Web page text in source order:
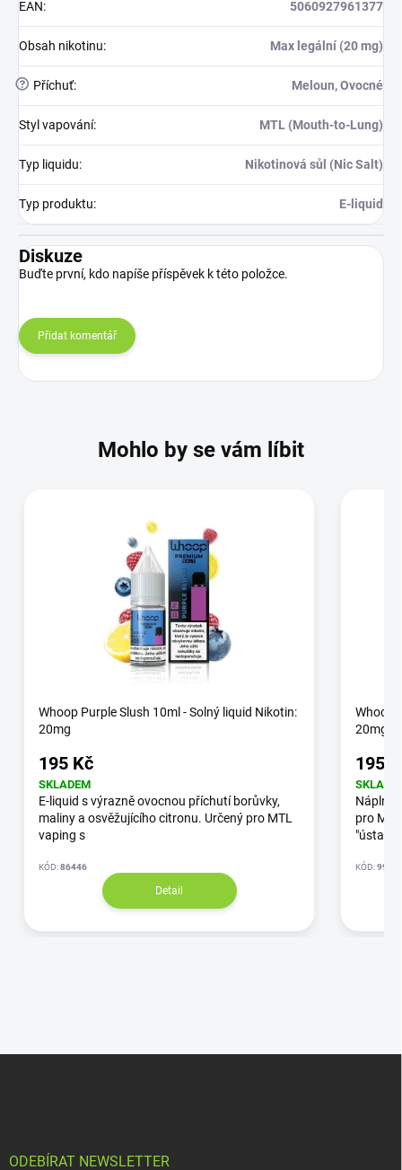
EAN: 5060927961377
Obsah nikotinu: Max legální (20 mg)
? Příchuť: Meloun, Ovocné
Styl vapování: MTL (Mouth-to-Lung)
Typ liquidu: Nikotinová sůl (Nic Salt)
Typ produktu: E-liquid
Diskuze
Buďte první, kdo napíše příspěvek k této položce.
Přidat komentář
Mohlo by se vám líbit
Whoop Purple Slush 10ml - Solný liquid Nikotin:
20mg
195 Kč
SKLADEM
E-liquid s výrazně ovocnou příchutí borůvky,
maliny a osvěžujícího citronu. Určený pro MTL
vaping s
KÓD:86446
Detail
Whoop
20mg
195
Náplně
pro
"ústa - p
KÓD:9971
ODEBÍRAT NEWSLETTER